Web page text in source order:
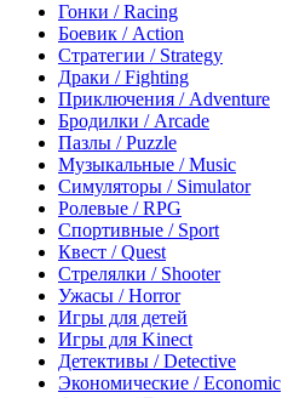
Гонки / Racing
Боевик / Action
Стратегии / Strategy
Драки / Fighting
Приключения / Adventure
Бродилки / Arcade
Пазлы / Puzzle
Музыкальные / Music
Симуляторы / Simulator
Ролевые / RPG
Спортивные / Sport
Квест / Quest
Стрелялки / Shooter
Ужасы / Horror
Игры для детей
Игры для Kinect
Детективы / Detective
Экономические / Economic